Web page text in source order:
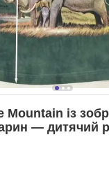
Mountain із
— дитячий